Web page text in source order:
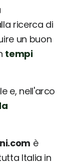
ricerca di
un buon
tempi
e, nell'arco
è
Italia in